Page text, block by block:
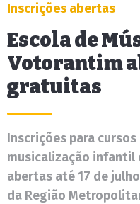
Inscrições abertas
Escola de
Votorantim
gratuitas
Inscrições para
musicalização infantil
abertas até 17 de
da Região